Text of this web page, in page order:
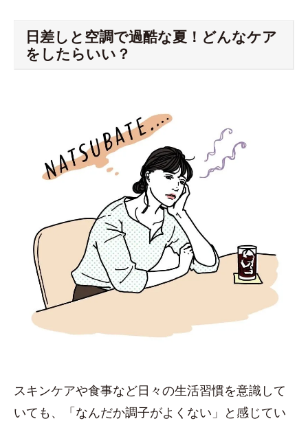
日差しと空調で過酷な夏！どんなケア
をしたらいい？
スキンケアや食事など日々の生活習慣を意識して
いても、「なんだか調子がよくない」と感じてい